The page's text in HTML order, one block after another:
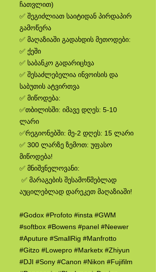
ჩათვლით)
✅ შეგიძლიათ საიტიდან პირდაპირ
გამოწერა
✅ მაღაზიაში გადახდის მეთოდები:
✅ ქეში
✅ საბანკო გადარიცხვა
✅ შესაძლებელია ინვოისის და
საბუთის ატვირთვა
✅ მიწოდება:
✅თბილისში: იმავე დღეს: 5-10
ლარი
✅რეგიონებში: მე-2 დღეს: 15 ლარი
✅ 300 ლარზე ზემოთ: უფასო
მიწოდება!
✅ მნიშვნელოვანი:
✅ მარაგების შესამოწმებლად
აუცილებლად დარეკეთ მაღაზიაში!
#Godox #Profoto #insta #GWM
#softbox #Bowens #panel #Neewer
#Aputure #SmallRig #Manfrotto
#Gitzo #Lowepro #Marketx #Zhiyun
#DJI #Sony #Canon #Nikon #Fujifilm